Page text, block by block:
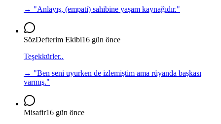
→ "Anlayış, (empati) sahibine yaşam kaynağıdır."
SözDefterim Ekibi16 gün önce
Teşekkürler..
→ "Ben seni uyurken de izlemiştim ama rüyanda başkası
varmış."
Misafir16 gün önce